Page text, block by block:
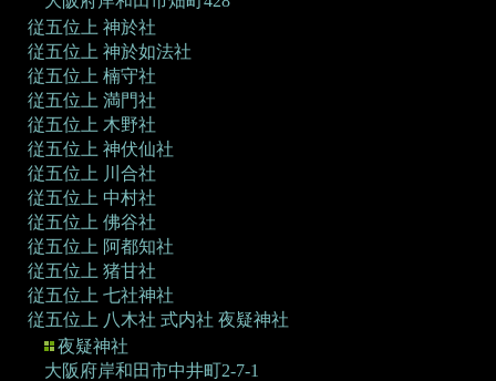
従五位上 神於社
従五位上 神於如法社
従五位上 楠守社
従五位上 満門社
従五位上 木野社
従五位上 神伏仙社
従五位上 川合社
従五位上 中村社
従五位上 佛谷社
従五位上 阿都知社
従五位上 猪甘社
従五位上 七社神社
従五位上 八木社 式内社 夜疑神社
夜疑神社
大阪府岸和田市中井町2-7-1